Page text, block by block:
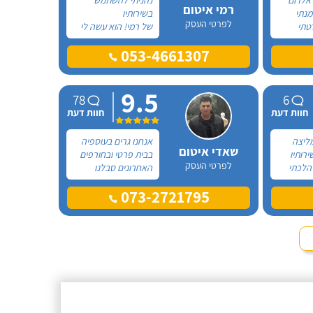
כללי
את
רב
זה
בחום
רמי איטום
לפרטי העסק
בשירותיו
של רמי! הוא עשה לי
איטום יריעות
שנים כי כל הזמן היה
עכשיו הכל פיקס.
053-4661307
6
חוות דעת
בגג
שאדי איטום
לפרטי העסק
9.5
78
חוות דעת
אנחנו גרים בעוספיה
בבית פרטי ובחורפים
האחרונים סבלנו
מרטיבות חמורה
ומנזילות של מי גשמים
לתוך הבית והקירות.073-2721795
חוות דעת
קבלן